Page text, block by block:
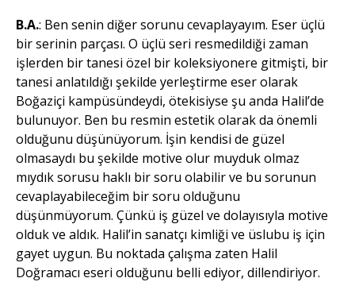
B.A.: Ben senin diğer sorunu cevaplayayım. Eser üçlü
bir serinin parçası. O üçlü seri resmedildiği zaman
işlerden bir tanesi özel bir koleksiyonere gitmişti, bir
tanesi anlatıldığı şekilde yerleştirme eser olarak
Boğaziçi kampüsündeydi, ötekisiyse şu anda Halil’de
bulunuyor. Ben bu resmin estetik olarak da önemli
olduğunu düşünüyorum. İşin kendisi de güzel
olmasaydı bu şekilde motive olur muyduk olmaz
mıydık sorusu haklı bir soru olabilir ve bu sorunun
cevaplayabileceğim bir soru olduğunu
düşünmüyorum. Çünkü iş güzel ve dolayısıyla motive
olduk ve aldık. Halil’in sanatçı kimliği ve üslubu iş için
gayet uygun. Bu noktada çalışma zaten Halil
Doğramacı eseri olduğunu belli ediyor, dillendiriyor.